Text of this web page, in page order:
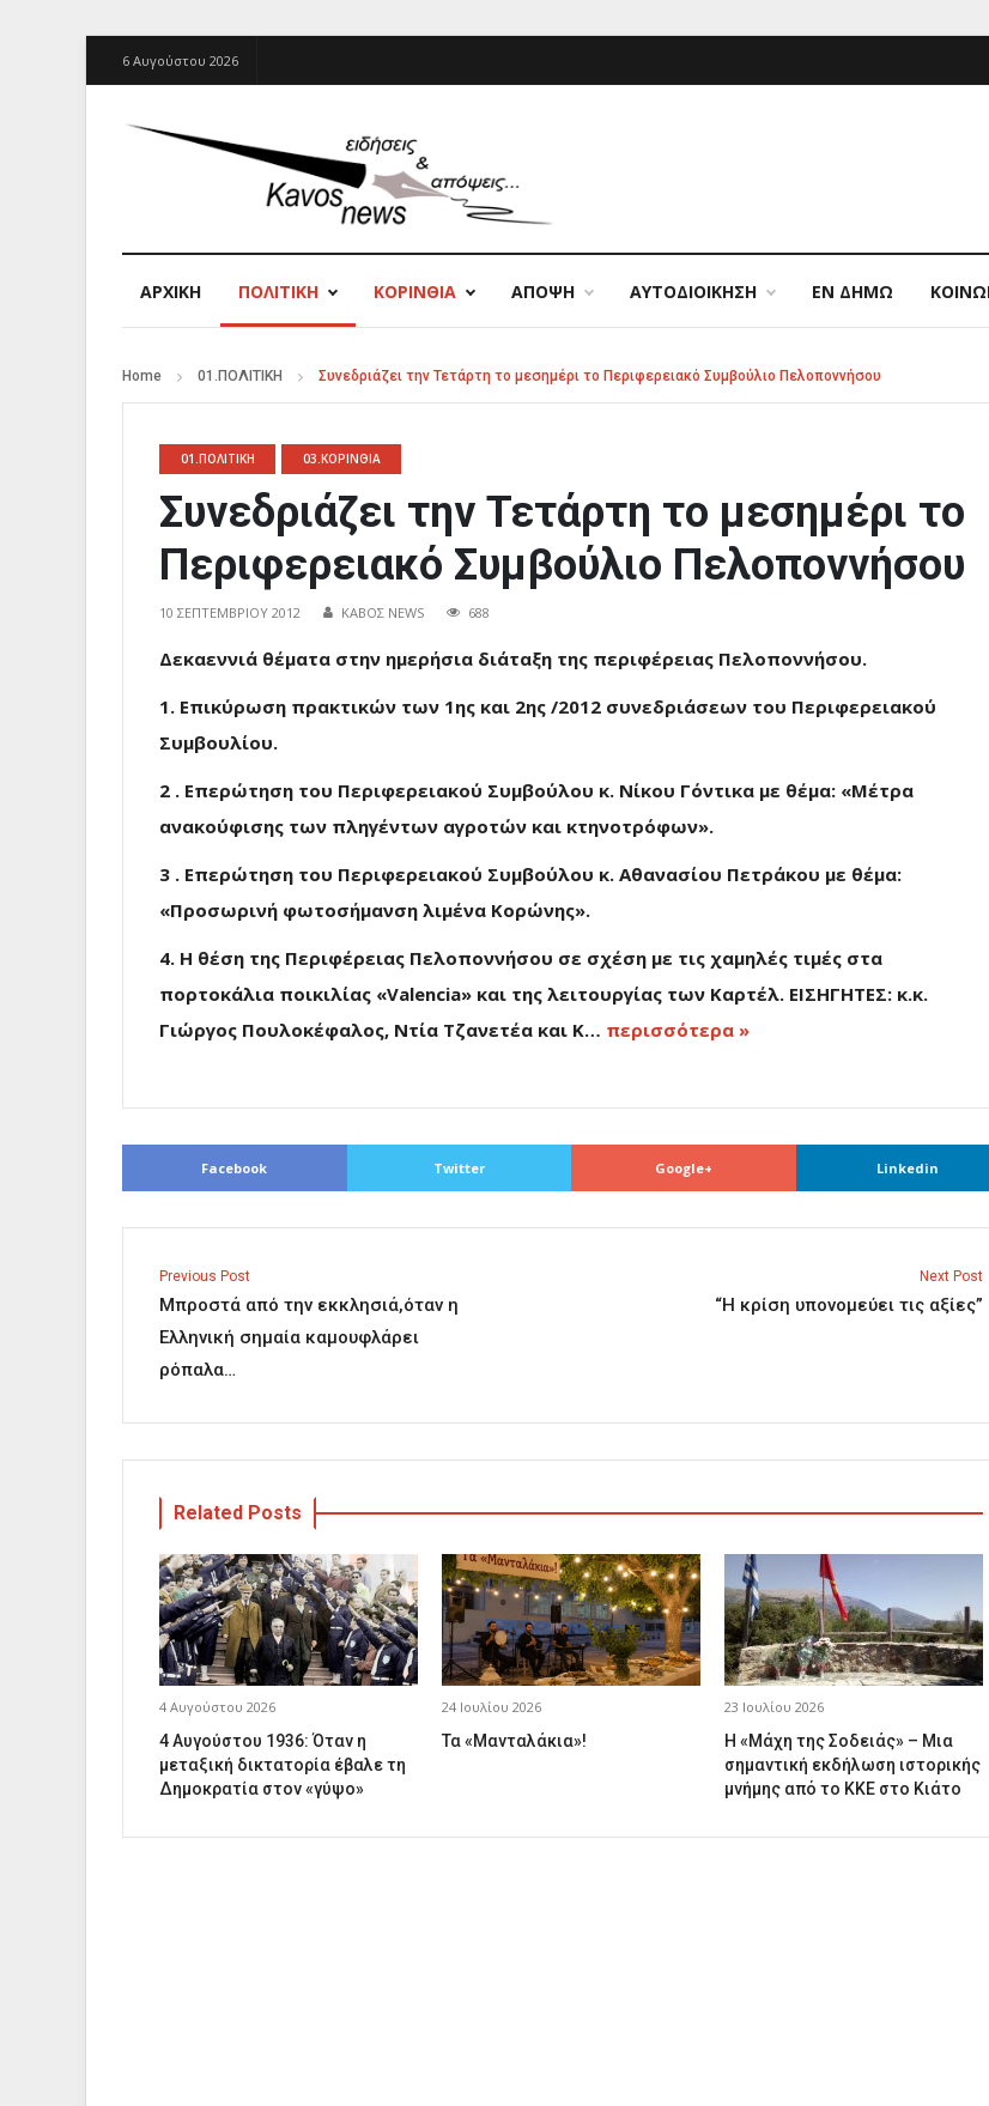
6 Αυγούστου 2026
ΑΡΧΙΚΉ ΠΟΛΙΤΙΚΗ ΚΟΡΙΝΘΙΑ ΑΠΟΨΗ ΑΥΤΟΔΙΟΙΚΗΣΗ ΕΝ ΔΗΜΩ
Home 01.ΠΟΛΙΤΙΚΗ Συνεδριάζει την Τετάρτη το μεσημέρι το Περιφερειακό Συμβούλιο Πελοποννήσου
01.ΠΟΛΙΤΙΚΗ 03.ΚΟΡΙΝΘΙΑ
Συνεδριάζει την Τετάρτη το μεσημέρι το
Περιφερειακό Συμβούλιο Πελοποννήσου
10 ΣΕΠΤΕΜΒΡΊΟΥ 2012 ΚΑΒΟΣ NEWS 688
Δεκαεννιά θέματα στην ημερήσια διάταξη της περιφέρειας Πελοποννήσου.
1. Επικύρωση πρακτικών των 1ης και 2ης /2012 συνεδριάσεων του Περιφερειακού
Συμβουλίου.
2 . Επερώτηση του Περιφερειακού Συμβούλου κ. Νίκου Γόντικα με θέμα: «Μέτρα
ανακούφισης των πληγέντων αγροτών και κτηνοτρόφων».
3 . Επερώτηση του Περιφερειακού Συμβούλου κ. Αθανασίου Πετράκου με θέμα:
«Προσωρινή φωτοσήμανση λιμένα Κορώνης».
4. Η θέση της Περιφέρειας Πελοποννήσου σε σχέση με τις χαμηλές τιμές στα
πορτοκάλια ποικιλίας «Valencia» και της λειτουργίας των Καρτέλ. ΕΙΣΗΓΗΤΕΣ: κ.κ.
Γιώργος Πουλοκέφαλος, Ντία Τζανετέα και Κ… περισσότερα »
Facebook Twitter Google+ Linkedin
Previous Post
Μπροστά από την εκκλησιά,όταν η
Ελληνική σημαία καμουφλάρει
ρόπαλα…
Next Post
“Η κρίση υπονομεύει τις αξίες”
Related Posts
4 Αυγούστου 2026
4 Αυγούστου 1936: Όταν η
μεταξική δικτατορία έβαλε τη
Δημοκρατία στον «γύψο»
24 Ιουλίου 2026
Τα «Μανταλάκια»!
23 Ιουλίου 2026
Η «Μάχη της Σοδειάς» – Μια
σημαντική εκδήλωση ιστορικής
μνήμης από το ΚΚΕ στο Κιάτο